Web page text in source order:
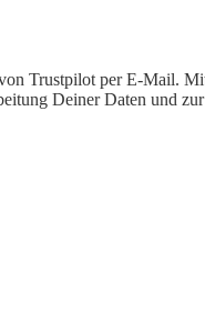
Trustpilot per E-Mail.
Deiner Daten und